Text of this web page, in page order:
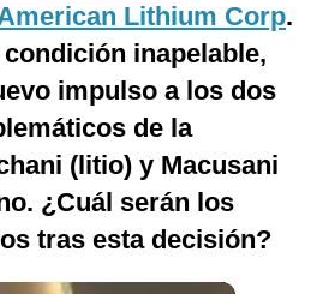
Lithium Corp.
inapelable,
impulso a los dos
de la
(litio) y Macusani
¿Cuál serán los
tras esta decisión?